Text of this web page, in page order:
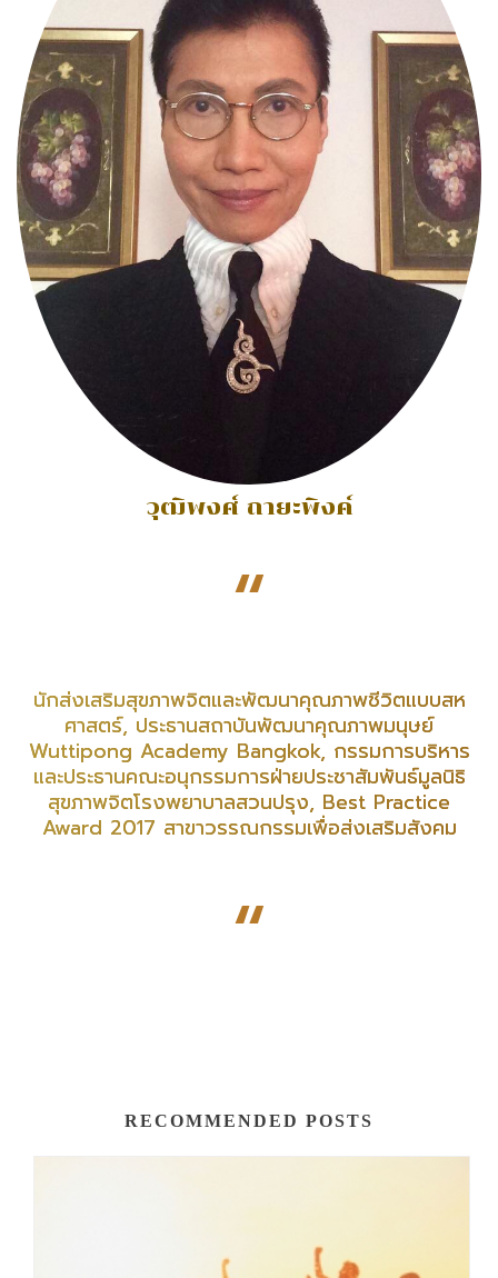
วุฒิพงศ์ ถายะพิงค์
“
นักส่งเสริมสุขภาพจิตและพัฒนาคุณภาพชีวิตแบบสห
ศาสตร์, ประธานสถาบันพัฒนาคุณภาพมนุษย์
Wuttipong Academy Bangkok, กรรมการบริหาร
และประธานคณะอนุกรรมการฝ่ายประชาสัมพันธ์มูลนิธิ
สุขภาพจิตโรงพยาบาลสวนปรุง, Best Practice
Award 2017 สาขาวรรณกรรมเพื่อส่งเสริมสังคม
“
RECOMMENDED POSTS